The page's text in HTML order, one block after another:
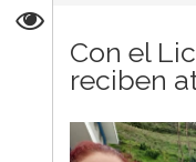
Con el
reciben